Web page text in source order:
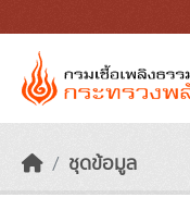
ชุดข้อมูล